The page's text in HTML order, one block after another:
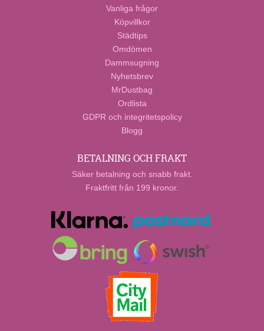
Vanliga frågor
Köpvillkor
Städtips
Omdömen
Dammsugning
Nyhetsbrev
MrDustbag
Ordlista
GDPR och integritetspolicy
Blogg
BETALNING OCH FRAKT
Säker betalning och snabb frakt.
Fraktfritt från 199 kronor.